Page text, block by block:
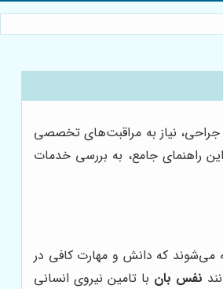
جراحی، نیاز به مراقبت‌های تخصصی
راهنمای جامع، به بررسی خدمات
می‌شوند که دانش و مهارت کافی در
نفس بان با تامین نیروی انسانی